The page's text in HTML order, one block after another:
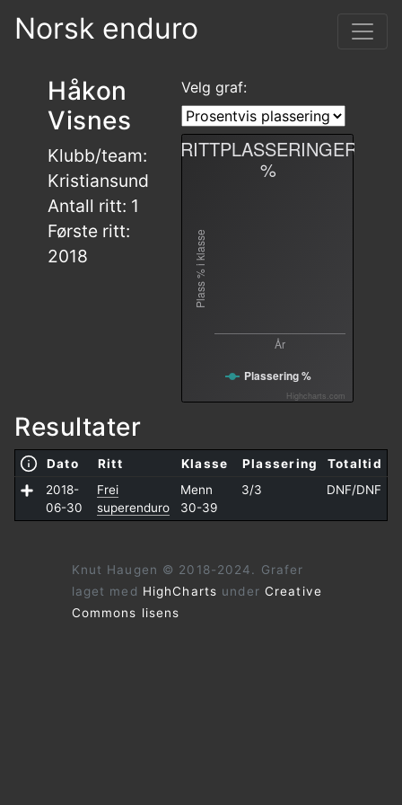
Norsk enduro
Håkon
Visnes
Klubb/team:
Kristiansund
Antall ritt: 1
Første ritt:
2018
Velg graf:
År
Plass % i klasse
RITTPLASSERINGER
%
Plassering %
Highcharts.com
Resultater
Dato Ritt Klasse Plassering
Totaltid
2018-
06-30
Frei
superenduro
Menn
30-39
3/3 DNF/DNF
Knut Haugen © 2018-2024. Grafer
laget med HighCharts under Creative
Commons lisens